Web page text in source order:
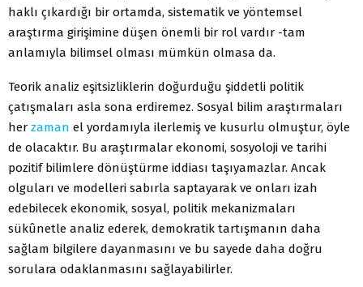
haklı çıkardığı bir ortamda, sistematik ve yöntemsel
araştırma girişimine düşen önemli bir rol vardır -tam
anlamıyla bilimsel olması mümkün olmasa da.
Teorik analiz eşitsizliklerin doğurduğu şiddetli politik
çatışmaları asla sona erdiremez. Sosyal bilim araştırmaları
her zaman el yordamıyla ilerlemiş ve kusurlu olmuştur, öyle
de olacaktır. Bu araştırmalar ekonomi, sosyoloji ve tarihi
pozitif bilimlere dönüştürme iddiası taşıyamazlar. Ancak
olguları ve modelleri sabırla saptayarak ve onları izah
edebilecek ekonomik, sosyal, politik mekanizmaları
sükûnetle analiz ederek, demokratik tartışmanın daha
sağlam bilgilere dayanmasını ve bu sayede daha doğru
sorulara odaklanmasını sağlayabilirler.